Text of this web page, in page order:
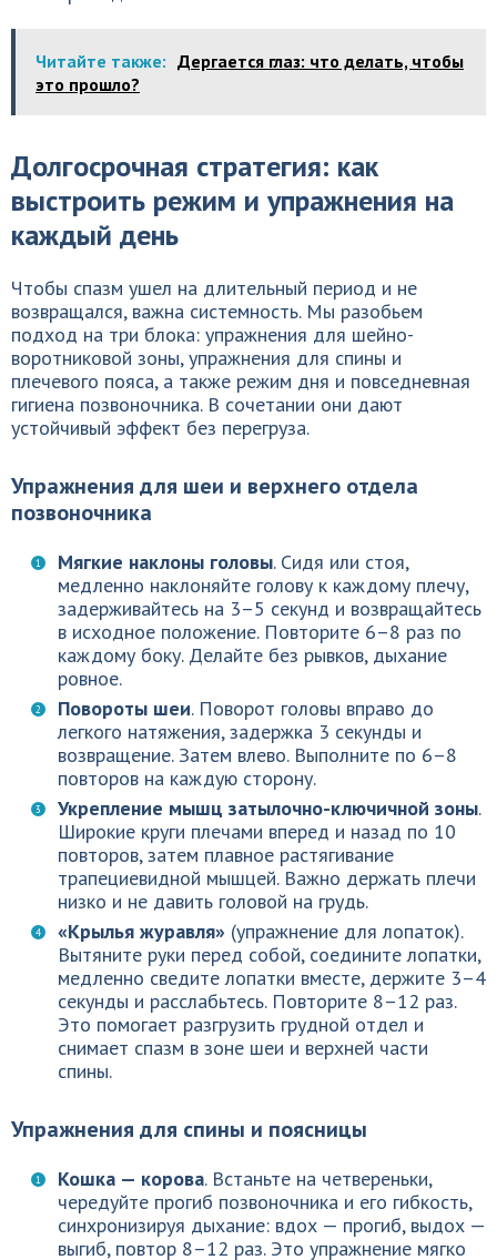
Читайте также: Дергается глаз: что делать, чтобы
это прошло?
Долгосрочная стратегия: как
выстроить режим и упражнения на
каждый день
Чтобы спазм ушел на длительный период и не
возвращался, важна системность. Мы разобьем
подход на три блока: упражнения для шейно-
воротниковой зоны, упражнения для спины и
плечевого пояса, а также режим дня и повседневная
гигиена позвоночника. В сочетании они дают
устойчивый эффект без перегруза.
Упражнения для шеи и верхнего отдела
позвоночника
Мягкие наклоны головы. Сидя или стоя,
медленно наклоняйте голову к каждому плечу,
задерживайтесь на 3–5 секунд и возвращайтесь
в исходное положение. Повторите 6–8 раз по
каждому боку. Делайте без рывков, дыхание
ровное.
Повороты шеи. Поворот головы вправо до
легкого натяжения, задержка 3 секунды и
возвращение. Затем влево. Выполните по 6–8
повторов на каждую сторону.
Укрепление мышц затылочно-ключичной зоны.
Широкие круги плечами вперед и назад по 10
повторов, затем плавное растягивание
трапециевидной мышцей. Важно держать плечи
низко и не давить головой на грудь.
«Крылья журавля» (упражнение для лопаток).
Вытяните руки перед собой, соедините лопатки,
медленно сведите лопатки вместе, держите 3–4
секунды и расслабьтесь. Повторите 8–12 раз.
Это помогает разгрузить грудной отдел и
снимает спазм в зоне шеи и верхней части
спины.
Упражнения для спины и поясницы
Кошка — корова. Встаньте на четвереньки,
чередуйте прогиб позвоночника и его гибкость,
синхронизируя дыхание: вдох — прогиб, выдох —
выгиб, повтор 8–12 раз. Это упражнение мягко